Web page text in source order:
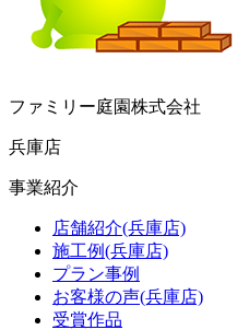
ファミリー庭園株式会社
兵庫店
事業紹介
店舗紹介(兵庫店)
施工例(兵庫店)
プラン事例
お客様の声(兵庫店)
受賞作品